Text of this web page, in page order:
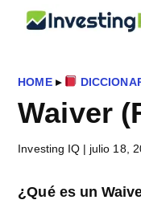
Saltar
principal
Saltar
barra
principal
Saltar
Smart
Simple
Investing
Tips
HOME▸
Waiver
Investing IQ | julio 18,
¿Qué es un